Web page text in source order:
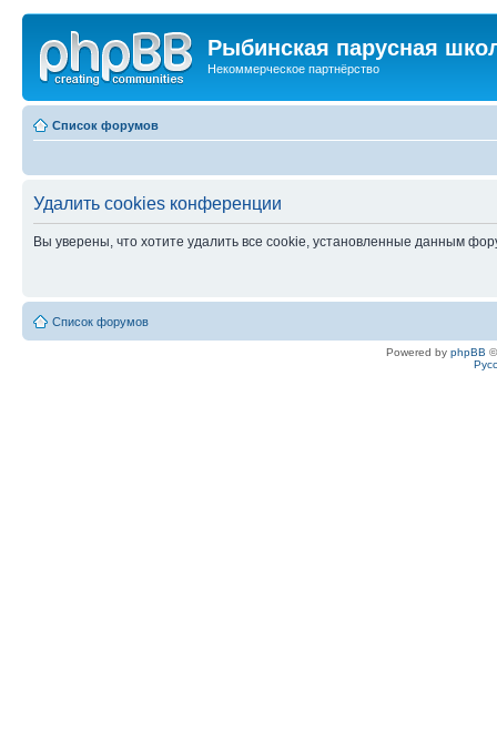
Рыбинская парусная
Некоммерческое партнёрство
Список форумов
Удалить cookies конференции
Вы уверены, что хотите удалить все cookie, установленные данным
Список форумов
Powered by phpBB